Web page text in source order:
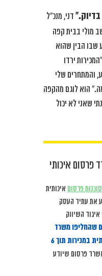
דני, מנכ”ל
מולי בבית קפה
שבו הבין שהוא
ירדו
והמתחרים שלי
הוא לוגם מהקפה
שאני לא יכול
פרסום איכותי
סוכנות פרסום איכותית
את עתיד העסק
השיווק
שהחליפו משרד
פרסום דיווחו על עלייה משמעותית במכירות תוך 6
פרסום שיודע